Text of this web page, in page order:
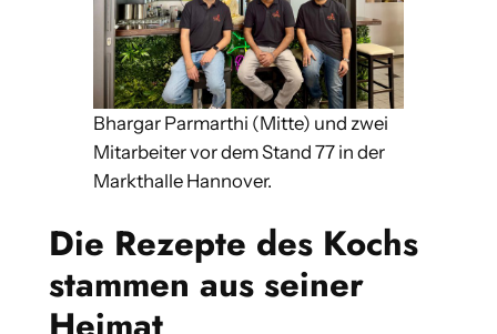
Bhargar Parmarthi (Mitte) und zwei
Mitarbeiter vor dem Stand 77 in der
Markthalle Hannover.
Die Rezepte des Kochs
stammen aus seiner